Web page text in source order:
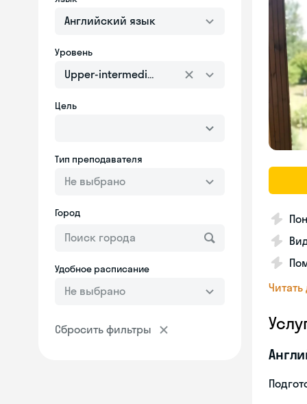
Английский язык
Уровень
Upper-intermediate
Цель
Тип преподавателя
Не выбрано
Город
Удобное расписание
Не выбрано
Сбросить фильтры